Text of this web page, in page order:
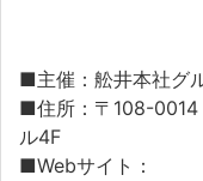
■主催：舩井本社グ
■住所：〒108-0014
ル4F
■Webサイト：